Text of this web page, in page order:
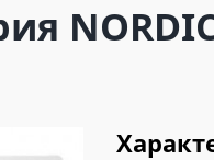
NORDIC